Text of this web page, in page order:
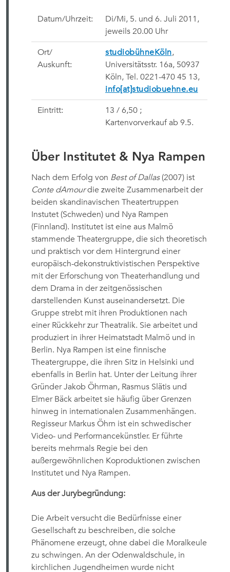
Datum/Uhrzeit: Di/Mi, 5. und 6. Juli 2011 ,
jeweils 20.00 Uhr
Ort/
Auskunft:
studiobühneKöln,
Universitätsstr. 16a, 50937
Köln, Tel. 0221-470 45 13,
info[at]studiobuehne.eu
Eintritt:
13 / 6,50 ;
Kartenvorverkauf ab 9.5.
Über Institutet & Nya Rampen
Nach dem Erfolg von Best of Dallas (2007) ist
Conte dAmourdie zweite Zusammenarbeit der
beiden skandinavischen Theatertruppen
Instutet (Schweden) und Nya Rampen
(Finnland). Institutet ist eine aus Malmö
stammende Theatergruppe, die sich theoretisch
und praktisch vor dem Hintergrund einer
europäisch-dekonstruktivistischen Perspektive
mit der Erforschung von Theaterhandlung und
dem Drama in der zeitgenössischen
darstellenden Kunst auseinandersetzt. Die
Gruppe strebt mit ihren Produktionen nach
einer Rückkehr zur Theatralik. Sie arbeitet und
produziert in ihrer Heimatstadt Malmö und in
Berlin. Nya Rampen ist eine finnische
Theatergruppe, die ihren Sitz in Helsinki und
ebenfalls in Berlin hat. Unter der Leitung ihrer
Gründer Jakob Öhrman, Rasmus Slätis und
Elmer Bäck arbeitet sie häufig über Grenzen
hinweg in internationalen Zusammenhängen.
Regisseur Markus Öhrn ist ein schwedischer
Video- und Performancekünstler. Er führte
bereits mehrmals Regie bei den
außergewöhnlichen Koproduktionen zwischen
Institutet und Nya Rampen.
Aus der Jurybegründung:
Die Arbeit versucht die Bedürfnisse einer
Gesellschaft zu beschreiben, die solche
Phänomene erzeugt, ohne dabei die Moralkeule
zu schwingen. An der Odenwaldschule, in
kirchlichen Jugendheimen wurde nicht